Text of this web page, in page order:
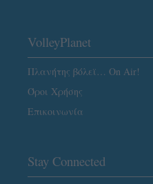
VolleyPlanet
Πλανήτης βόλεϊ… On Air!
Όροι Χρήσης
Επικοινωνία
Stay Connected